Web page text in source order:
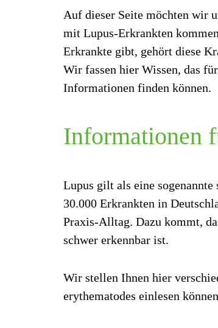
Auf dieser Seite möchten wir
mit Lupus-Erkrankten
Erkrankte gibt, gehört diese
Wir fassen hier Wissen, das
Informationen finden können.
Informationen
Lupus gilt als eine
30.000 Erkrankten in
Praxis-Alltag. Dazu kommt,
schwer erkennbar ist.
Wir stellen Ihnen hier
erythematodes einlesen